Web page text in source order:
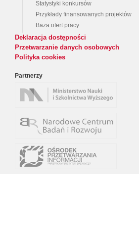
Statystyki konkursów
Przykłady finansowanych projektów
Baza ofert pracy
Deklaracja dostępności
Przetwarzanie danych osobowych
Polityka cookies
Partnerzy